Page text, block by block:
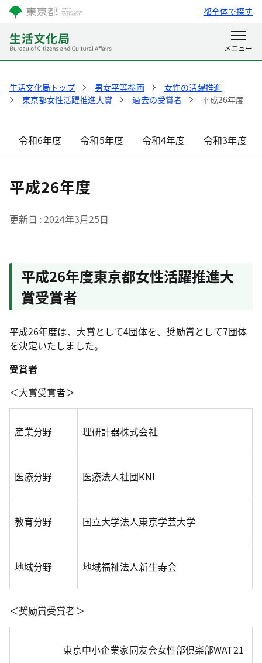
都全体で探す
生活文化局トップ 男女平等参画
女性の活躍推進
東京都女性活躍推進大賞
過去の受賞者 平成26年度
令和6年度 令和5年度 令和4年度 令和3年度
平成26年度
更新日 2024年3月25日
平成26年度東京都女性活躍推進大
賞受賞者
平成26年度は、大賞として4団体を、奨励賞として7団体
を決定いたしました。
受賞者
＜大賞受賞者＞
産業分野 理研計器株式会社
医療分野 医療法人社団KNI
教育分野 国立大学法人東京学芸大学
地域分野 地域福祉法人新生寿会
＜奨励賞受賞者＞
東京中小企業家同友会女性部倶楽部WAT21